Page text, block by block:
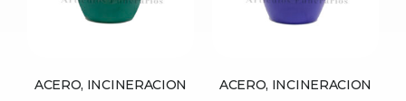
ACERO, INCINERACION ACERO, INCINERACION